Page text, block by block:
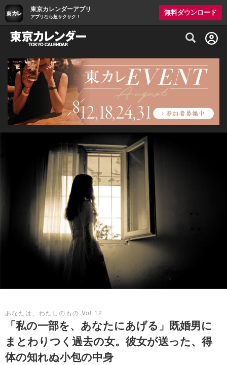
東京カレンダーアプリ
アプリなら超サクサク！
無料ダウンロード
グルメ情報・プレミアムレストラン予約
あなたは、わたしのもの Vol.12
「私の一部を、あなたにあげる」既婚男に
まとわりつく過去の女。彼女が送った、得
体の知れぬ小包の中身